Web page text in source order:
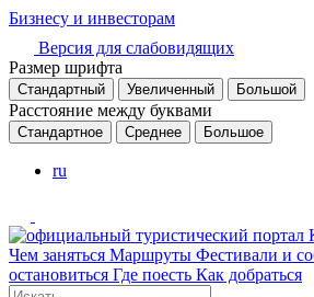
Бизнесу и инвесторам
Версия для слабовидящих
Размер шрифта
Стандартный Увеличенный Большой
Расстояние между буквами
Стандартное Среднее Большое
ru
Чем заняться Маршруты Фестивали и
остановиться Где поесть Как добраться